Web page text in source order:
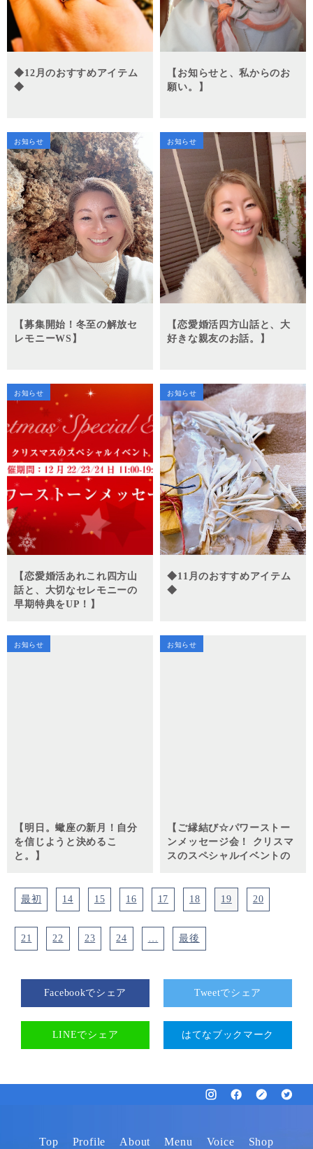
◆12月のおすすめアイテム
◆
【お知らせと、私からのお
願い。】
お知らせ
【募集開始！冬至の解放セ
レモニーWS】
お知らせ
【恋愛婚活四方山話と、大
好きな親友のお話。】
お知らせ
【恋愛婚活あれこれ四方山
話と、大切なセレモニーの
早期特典をUP！】
お知らせ
◆11月のおすすめアイテム
◆
お知らせ
【明日。蠍座の新月！自分
を信じようと決めるこ
と。】
お知らせ
【ご縁結び☆パワーストー
ンメッセージ会！ クリスマ
スのスペシャルイベントの
最初 14 15 16 17 18 19 20
21 22 23 24 … 最後
Facebookでシェア Tweetでシェア
LINEでシェア はてなブックマーク
Top Profile About Menu Voice Shop